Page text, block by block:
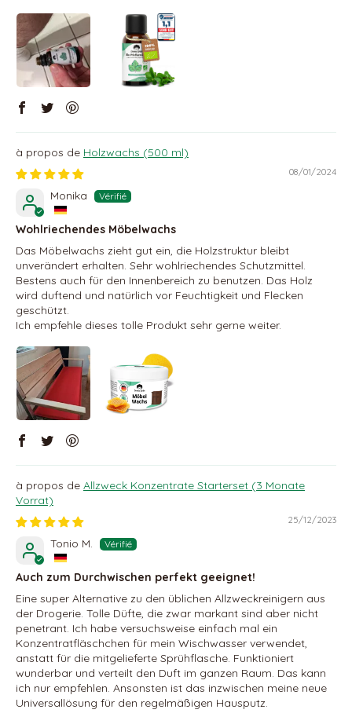
Holzwachs (500 ml)
08/01/2024
Monika
Wohlriechendes Möbelwachs
Das Möbelwachs zieht gut ein, die Holzstruktur bleibt
unverändert erhalten. Sehr wohlriechendes Schutzmittel.
Bestens auch für den Innenbereich zu benutzen. Das Holz
wird duftend und natürlich vor Feuchtigkeit und Flecken
geschützt.
Ich empfehle dieses tolle Produkt sehr gerne weiter.
Allzweck Konzentrate Starterset (3 Monate
Vorrat)
25/12/2023
Tonio M.
Auch zum Durchwischen perfekt geeignet!
Eine super Alternative zu den üblichen Allzweckreinigern aus
der Drogerie. Tolle Düfte, die zwar markant sind aber nicht
penetrant. Ich habe versuchsweise einfach mal ein
Konzentratfläschchen für mein Wischwasser verwendet,
anstatt für die mitgelieferte Sprühflasche. Funktioniert
wunderbar und verteilt den Duft im ganzen Raum. Das kann
ich nur empfehlen. Ansonsten ist das inzwischen meine neue
Universallösung für den regelmäßigen Hausputz.